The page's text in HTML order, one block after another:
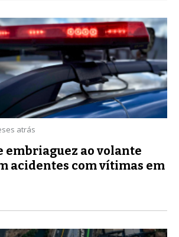
atrás
embriaguez ao volante
acidentes com vítimas em